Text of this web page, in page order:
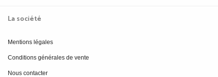
La société
Mentions légales
Conditions générales de vente
Nous contacter